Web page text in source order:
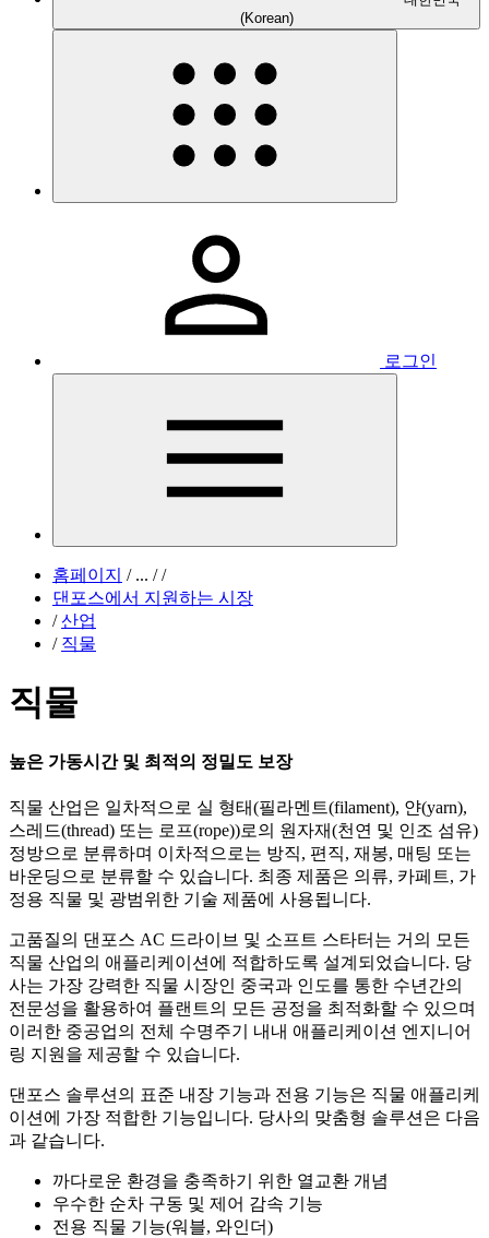
(Korean)
로그인
홈페이지 /... / /
댄포스에서 지원하는 시장
/ 산업
/ 직물
직물
높은 가동시간 및 최적의 정밀도 보장
직물 산업은 일차적으로 실 형태(필라멘트(filament), 얀(yarn),
스레드(thread) 또는 로프(rope))로의 원자재(천연 및 인조 섬유)
정방으로 분류하며 이차적으로는 방직, 편직, 재봉, 매팅 또는
바운딩으로 분류할 수 있습니다. 최종 제품은 의류, 카페트, 가
정용 직물 및 광범위한 기술 제품에 사용됩니다.
고품질의 댄포스 AC 드라이브 및 소프트 스타터는 거의 모든
직물 산업의 애플리케이션에 적합하도록 설계되었습니다. 당
사는 가장 강력한 직물 시장인 중국과 인도를 통한 수년간의
전문성을 활용하여 플랜트의 모든 공정을 최적화할 수 있으며
이러한 중공업의 전체 수명주기 내내 애플리케이션 엔지니어
링 지원을 제공할 수 있습니다.
댄포스 솔루션의 표준 내장 기능과 전용 기능은 직물 애플리케
이션에 가장 적합한 기능입니다. 당사의 맞춤형 솔루션은 다음
과 같습니다.
까다로운 환경을 충족하기 위한 열교환 개념
우수한 순차 구동 및 제어 감속 기능
전용 직물 기능(워블, 와인더)